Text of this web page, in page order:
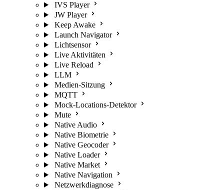
IVS Player
JW Player
Keep Awake
Launch Navigator
Lichtsensor
Live Aktivitäten
Live Reload
LLM
Medien-Sitzung
MQTT
Mock-Locations-Detektor
Mute
Native Audio
Native Biometrie
Native Geocoder
Native Loader
Native Market
Native Navigation
Netzwerkdiagnose